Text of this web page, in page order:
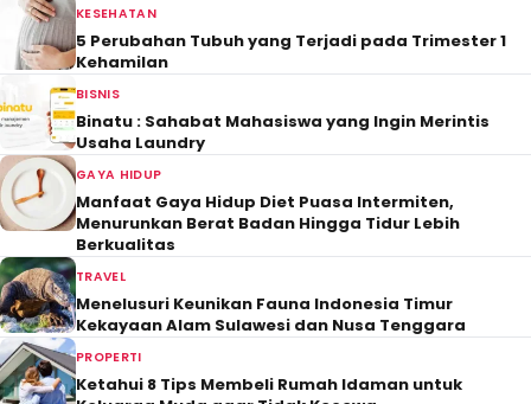
KESEHATAN
5 Perubahan Tubuh yang Terjadi pada Trimester 1
Kehamilan
BISNIS
Binatu : Sahabat Mahasiswa yang Ingin Merintis
Usaha Laundry
GAYA HIDUP
Manfaat Gaya Hidup Diet Puasa Intermiten,
Menurunkan Berat Badan Hingga Tidur Lebih
Berkualitas
TRAVEL
Menelusuri Keunikan Fauna Indonesia Timur
Kekayaan Alam Sulawesi dan Nusa Tenggara
PROPERTI
Ketahui 8 Tips Membeli Rumah Idaman untuk